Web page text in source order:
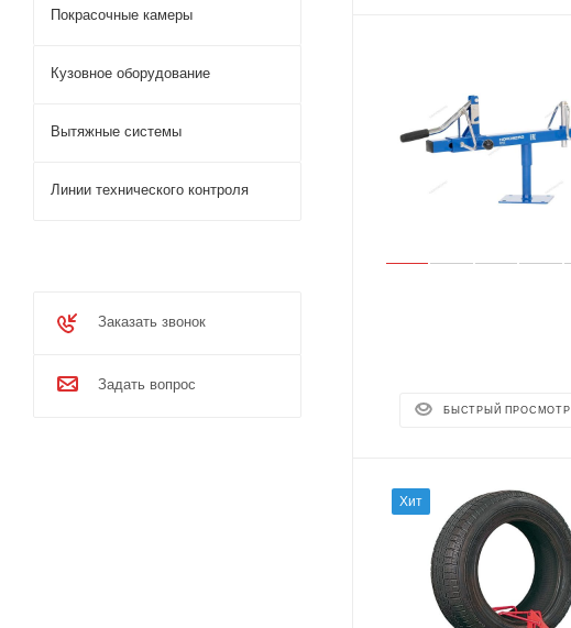
БЫСТРЫЙ ПРОСМОТР
Хит
Покрасочные камеры
Кузовное оборудование
Вытяжные системы
Линии технического контроля
Заказать звонок
Задать вопрос